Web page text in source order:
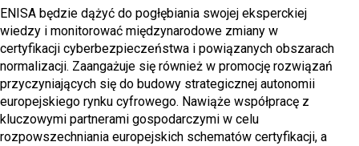
ENISA będzie dążyć do pogłębiania swojej eksperckiej
wiedzy i monitorować międzynarodowe zmiany w
certyfikacji cyberbezpieczeństwa i powiązanych obszarach
normalizacji. Zaangażuje się również w promocję rozwiązań
przyczyniających się do budowy strategicznej autonomii
europejskiego rynku cyfrowego. Nawiąże współpracę z
kluczowymi partnerami gospodarczymi w celu
rozpowszechniania europejskich schematów certyfikacji, a